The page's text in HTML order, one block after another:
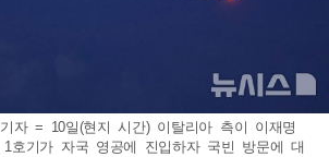
자 = 10일(현지 시간) 이탈리아 측이 이재명
호기가 자국 영공에 진입하자 국빈 방문에 대